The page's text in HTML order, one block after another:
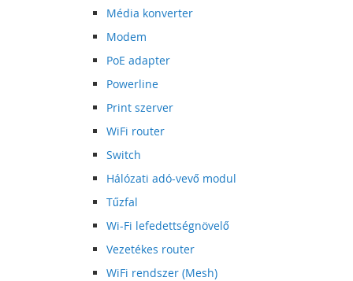
Média konverter
Modem
PoE adapter
Powerline
Print szerver
WiFi router
Switch
Hálózati adó-vevő modul
Tűzfal
Wi-Fi lefedettségnövelő
Vezetékes router
WiFi rendszer (Mesh)